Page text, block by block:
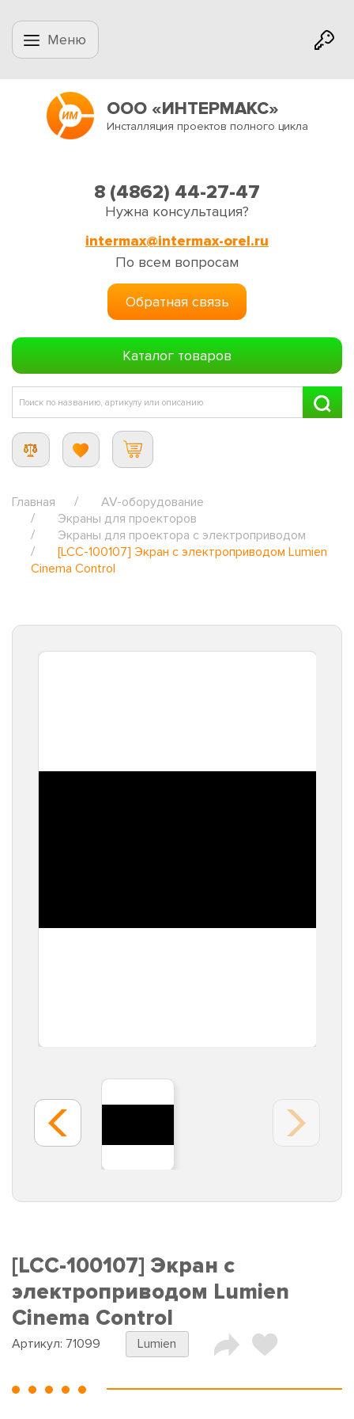
Меню
ООО «ИНТЕРМАКС»
Инсталляция проектов полного цикла
8 (4862) 44-27-47
Нужна консультация?
intermax@intermax-orel.ru
По всем вопросам
Обратная связь
Каталог товаров
Главная
AV-оборудование
Экраны для проекторов
Экраны для проектора с электроприводом
[LCC-100107] Экран с электроприводом Lumien
Cinema Control
[LCC-100107] Экран с
электроприводом Lumien
Cinema Control
Артикул: 71099 Lumien